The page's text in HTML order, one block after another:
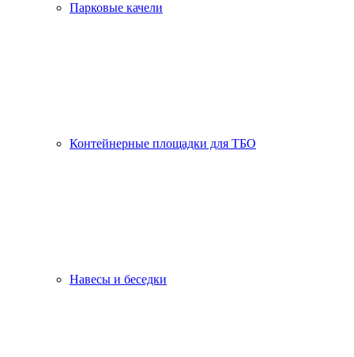
Парковые качели
Контейнерные площадки для ТБО
Навесы и беседки